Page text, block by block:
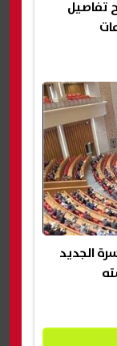
تفاصيل
الجديد